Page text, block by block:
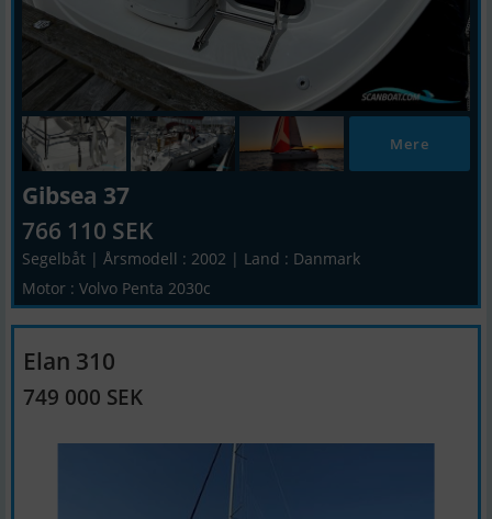
Mere
Gibsea 37
766 110 SEK
Segelbåt | Årsmodell : 2002 | Land : Danmark
Motor : Volvo Penta 2030c
Elan 310
749 000 SEK